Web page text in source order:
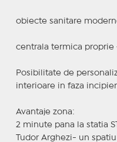
obiecte sanitare
centrala termica proprie
Posibilitate de
interioare in faza
Avantaje zona:
2 minute pana la statia
Tudor Arghezi- un